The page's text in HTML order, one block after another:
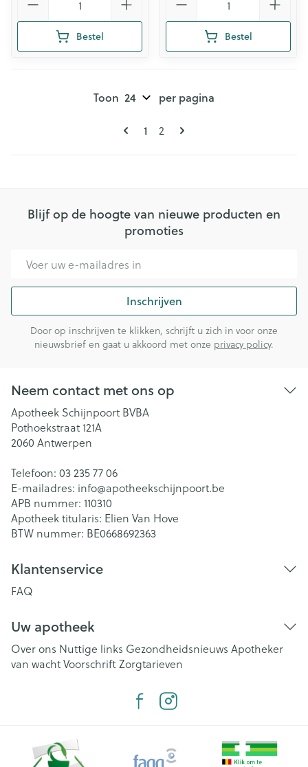
Bestel Bestel
Pagina's
U lees momenteel pagina
1 Pagina
2
Toon per pagina
Blijf op de hoogte van nieuwe producten en
promoties
Inschrijven
Door op inschrijven te klikken, schrijft u zich in voor onze
nieuwsbrief en gaat u akkoord met onze privacy policy.
Neem contact met ons op
Apotheek Schijnpoort BVBA
Pothoekstraat 121A
2060 Antwerpen
Telefoon: 03 235 77 06
E-mailadres: info@apotheekschijnpoort.be
APB nummer: 110310
Apotheek titularis: Elien Van Hove
BTW nummer: BE0668692363
Klantenservice
FAQ
Uw apotheek
Over ons Nuttige links Gezondheidsnieuws Apotheker
van wachtVoorschriftZorgtarieven